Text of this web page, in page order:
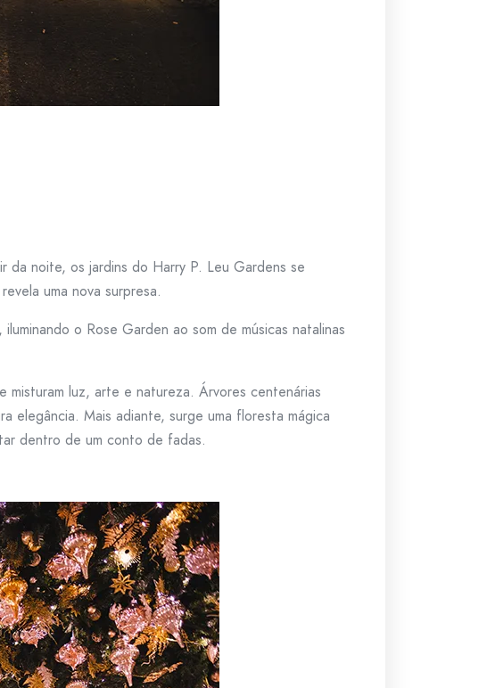
da noite, os jardins do Harry P. Leu Gardens se
uma nova surpresa.
o Rose Garden ao som de músicas natalinas
misturam luz, arte e natureza. Árvores centenárias
elegância. Mais adiante, surge uma floresta mágica
dentro de um conto de fadas.